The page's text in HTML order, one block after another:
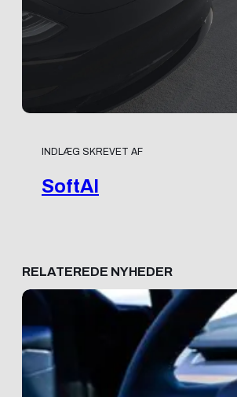
INDLÆG SKREVET AF
SoftAI
RELATEREDE NYHEDER